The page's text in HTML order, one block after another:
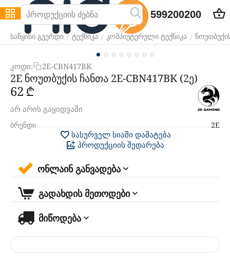
599200200
საწყისი გვერდი / ტექნიკა / კომპიუტერული ტექნიკა /
კოდი: 2E-CBN417BK
2E ნოუთბუქის ჩანთა 2E-CBN417BK (2ე)
‍62‍ ₾
არ არის გაყიდვაში
ბრენდი 2E
სასურველ სიაში დამატება
პროდუქციის შედარება
ონლაინ განვადება
გადახდის მეთოდები
მიწოდება